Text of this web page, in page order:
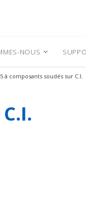
NOUS
à composants soudés sur C.I.